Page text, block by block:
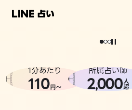
相談事例
どうせなら
。
1分あたり
110円〜
所属占い師
2,000人
超